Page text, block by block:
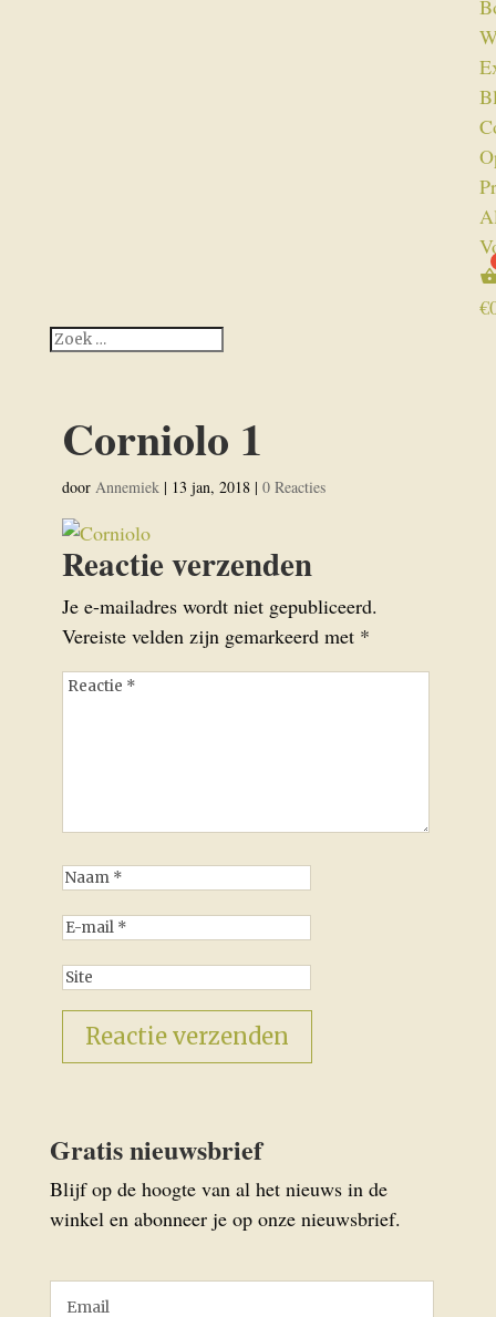
€
Corniolo 1
door Annemiek| 13 jan, 2018| 0 Reacties
Reactie verzenden
Je e-mailadres wordt niet gepubliceerd.
Vereiste velden zijn gemarkeerd met *
Gratis nieuwsbrief
Blijf op de hoogte van al het nieuws in de
winkel en abonneer je op onze nieuwsbrief.